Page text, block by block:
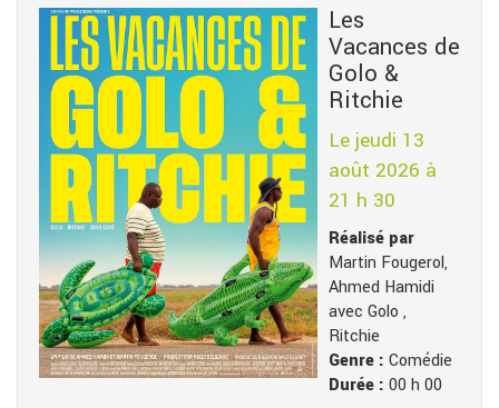
Les
Vacances de
Golo &
Ritchie
Le jeudi 13
août 2026 à
21 h 30
Réalisé par
Martin Fougerol,
Ahmed Hamidi
avec Golo ,
Ritchie
Genre : Comédie
Durée : 00 h 00